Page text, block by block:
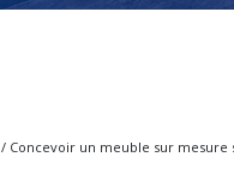
/ Concevoir un meuble sur mesure